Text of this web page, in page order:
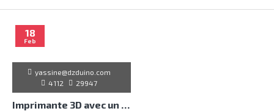
18
Feb
yassine@dzduino.com
4112
29947
Imprimante 3D avec un Arduino